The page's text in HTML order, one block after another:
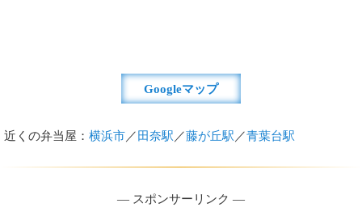
Googleマップ
近くの弁当屋： 横浜市／田奈駅 ／藤が丘駅 ／青葉台駅
― スポンサーリンク ―